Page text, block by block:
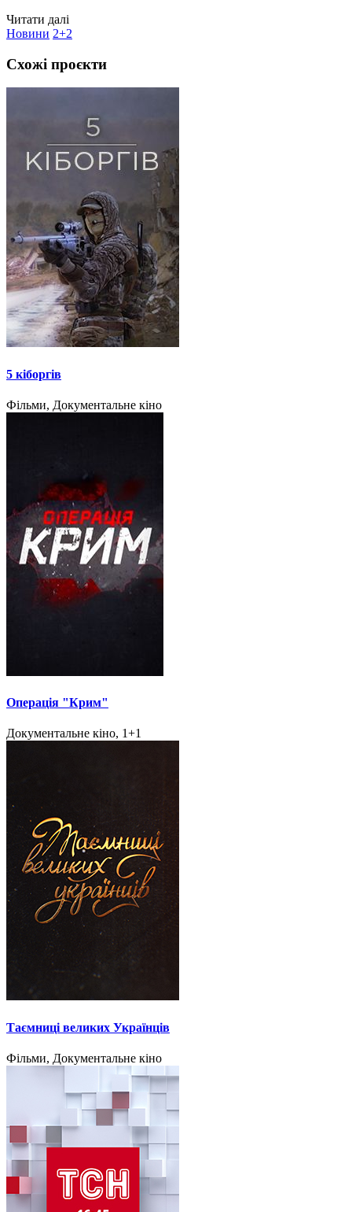
Читати далі
Новини 2+2
Схожі проєкти
5 кіборгів
Фільми, Документальне кіно
Операція "Крим"
Документальне кіно, 1+1
Таємниці великих Українців
Фільми, Документальне кіно